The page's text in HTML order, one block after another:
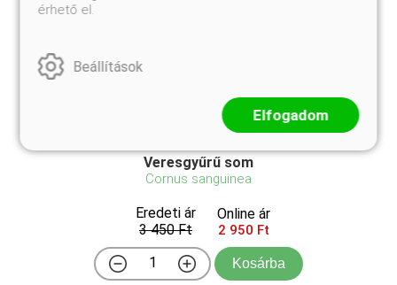
Veresgyűrű som
Cornus sanguinea
Eredeti ár
3 450 Ft
Online ár
2 950 Ft
Kosárba
érhető el.
Beállítások
Elfogadom